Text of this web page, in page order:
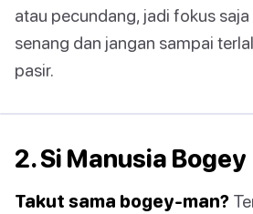
atau pecundang, jadi fokus
senang dan jangan sampai
pasir.
2. Si Manusia Bogey
Takut sama bogey-man?